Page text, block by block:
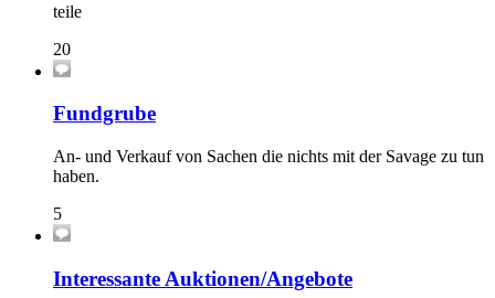
teile
20
Fundgrube
An- und Verkauf von Sachen die nichts mit der Savage zu tun
haben.
5
Interessante Auktionen/Angebote